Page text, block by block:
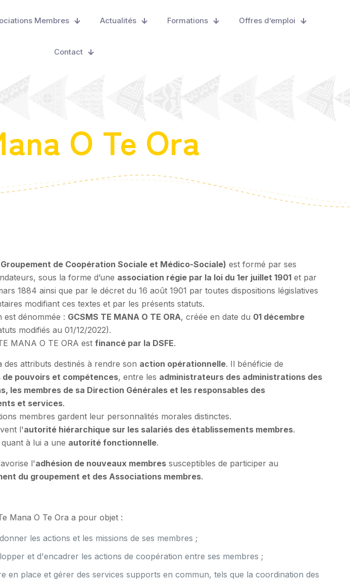
Membres Actualités Formations Offres d’emploi
Contact
O Te Ora
de Coopération Sociale et Médico-Sociale) est formé par ses
sous la forme d’une association régie par la loi du 1er juillet 1901 et par
1884 ainsi que par le décret du 16 août 1901 par toutes dispositions législatives
modifiant ces textes et par les présents statuts.
est dénommée : GCSMS TE MANA O TE ORA, créée en date du 01 décembre
modifiés au 01/12/2022).
MANA O TE ORA est financé par la DSFE.
des attributs destinés à rendre son action opérationnelle. Il bénéficie de
de pouvoirs et compétences, entre les administrateurs des administrations des
les membres de sa Direction Générales et les responsables des
et services.
membres gardent leur personnalités morales distinctes.
l'autorité hiérarchique sur les salariés des établissements membres.
quant à lui a une autorité fonctionnelle.
l'adhésion de nouveaux membres susceptibles de participer au
du groupement et des Associations membres.
Mana O Te Ora a pour objet :
les actions et les missions de ses membres ;
et d'encadrer les actions de coopération entre ses membres ;
en place et gérer des services supports en commun, tels que la coordination des